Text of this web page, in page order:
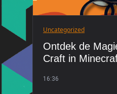
Uncategorized
Ontdek de
Craft in
16:36